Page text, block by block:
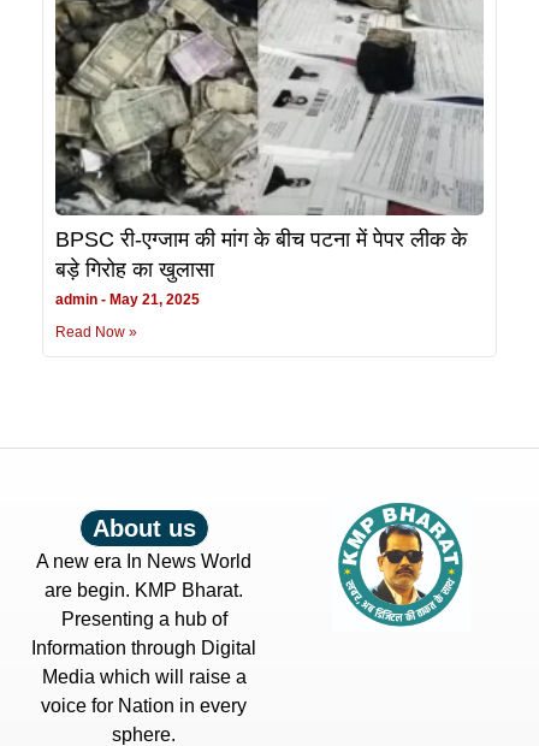
BPSC री-एग्जाम की मांग के बीच पटना में पेपर लीक के
बड़े गिरोह का खुलासा
admin
May 21, 2025
Read Now »
About us
A new era In News World
are begin. KMP Bharat.
Presenting a hub of
Information through Digital
Media which will raise a
voice for Nation in every
sphere.